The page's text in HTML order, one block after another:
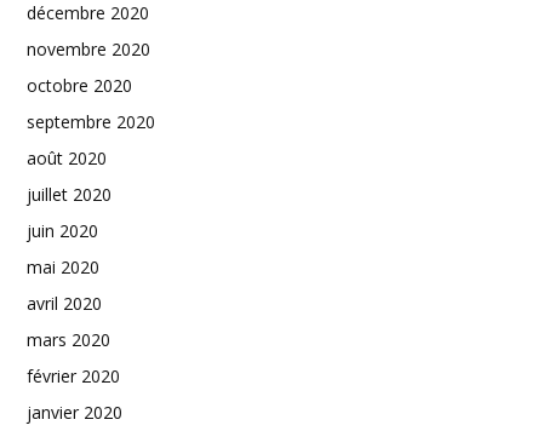
décembre 2020
novembre 2020
octobre 2020
septembre 2020
août 2020
juillet 2020
juin 2020
mai 2020
avril 2020
mars 2020
février 2020
janvier 2020